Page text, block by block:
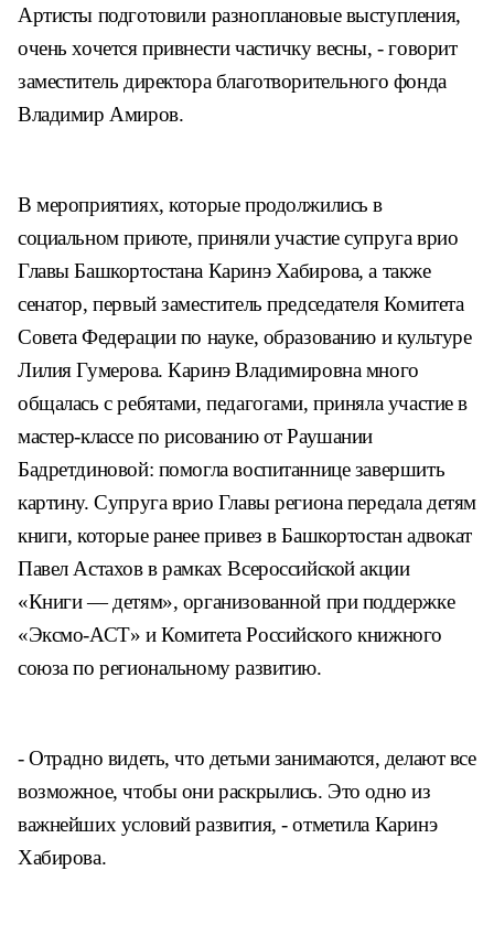
Артисты подготовили разноплановые выступления,
очень хочется привнести частичку весны, - говорит
заместитель директора благотворительного фонда
Владимир Амиров.
В мероприятиях, которые продолжились в
социальном приюте, приняли участие супруга врио
Главы Башкортостана Каринэ Хабирова, а также
сенатор, первый заместитель председателя Комитета
Совета Федерации по науке, образованию и культуре
Лилия Гумерова. Каринэ Владимировна много
общалась с ребятами, педагогами, приняла участие в
мастер-классе по рисованию от Раушании
Бадретдиновой: помогла воспитаннице завершить
картину. Супруга врио Главы региона передала детям
книги, которые ранее привез в Башкортостан адвокат
Павел Астахов в рамках Всероссийской акции
«Книги — детям», организованной при поддержке
«Эксмо-АСТ» и Комитета Российского книжного
союза по региональному развитию.
- Отрадно видеть, что детьми занимаются, делают все
возможное, чтобы они раскрылись. Это одно из
важнейших условий развития, - отметила Каринэ
Хабирова.